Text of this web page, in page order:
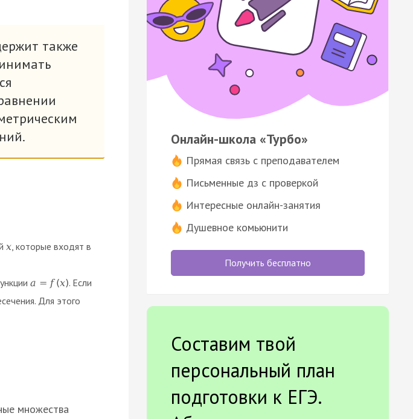
также
х, которые входят в
а = f (х). Если
Для этого
множества
Онлайн-школа «Турбо»
Прямая связь с преподавателем
Письменные дз с проверкой
Интересные онлайн-занятия
Душевное комьюнити
Получить бесплатно
Составим твой
персональный план
подготовки к ЕГЭ.